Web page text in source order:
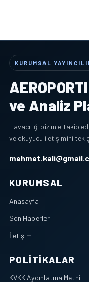
KURUMSAL
ve Analiz
Havacılığı bizimle takip
ve okuyucu iletişimini tek
KURUMSAL
Anasayfa
Son Haberler
İletişim
POLITIKALAR
KVKK Aydınlatma Metni